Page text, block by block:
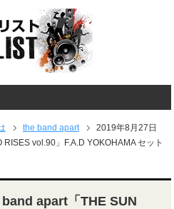
the band apart
2019年8月27日
vol.90」F.A.D YOKOHAMA セット
apart「THE SUN